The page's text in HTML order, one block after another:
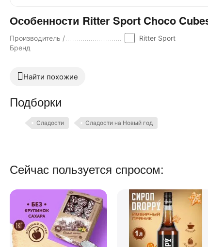
Особенности Ritter Sport Choco
Производитель /
Бренд
Ritter Sport
Найти похожие
Подборки
Сладости Сладости на Новый год
Сейчас пользуется спросом: